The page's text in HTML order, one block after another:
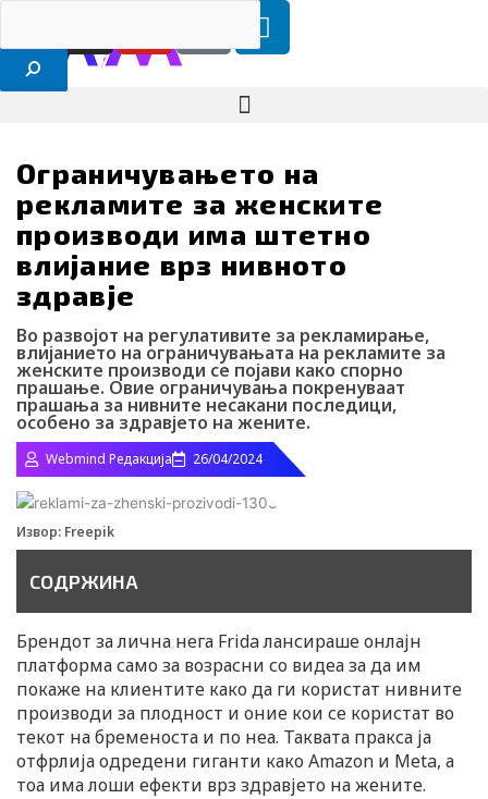
content
c
e
o
k
s
r
a
m
u
e
k
-
t
i
k
o
k
-
i
c
o
n
L
i
i
n
Ограничувањето на
рекламите за женските
производи има штетно
влијание врз нивното
здравје
Во развојот на регулативите за рекламирање,
влијанието на ограничувањата на рекламите за
женските производи се појави како спорно
прашање. Овие ограничувања покренуваат
прашања за нивните несакани последици,
особено за здравјето на жените.
Webmind Редакција 26/04/2024
Извор: Freepik
СОДРЖИНА
Брендот за лична нега Frida лансираше онлајн
платформа само за возрасни со видеа за да им
покаже на клиентите како да ги користат нивните
производи за плодност и оние кои се користат во
текот на бременоста и по неа. Таквата пракса ја
отфрлија одредени гиганти како Amazon и Meta, а
тоа има лоши ефекти врз здравјето на жените.